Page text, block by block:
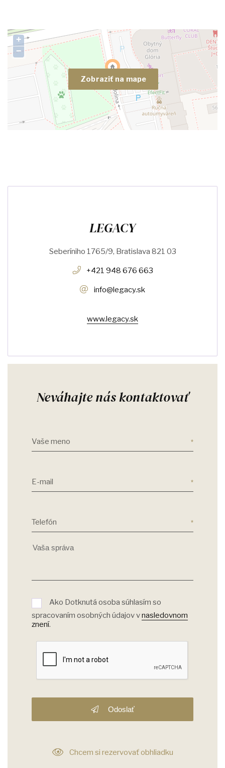
Zobraziť na mape
+
−
LEGACY
Seberíniho 1765/9, Bratislava 821 03
+421 948 676 663
info@legacy.sk
www.legacy.sk
Neváhajte nás kontaktovať
Vaše meno
E-mail
Telefón
Ako Dotknutá osoba súhlasím so
spracovaním osobných údajov vnasledovnom
znení.
Odoslať
Chcem si rezervovať obhliadku